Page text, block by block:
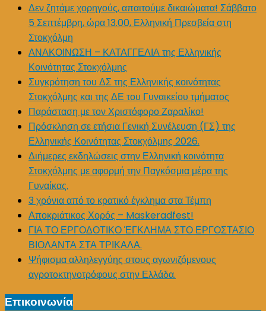
Δεν ζητάμε χορηγούς, απαιτούμε δικαιώματα! Σάββατο
5 Σεπτέμβρη, ώρα 13.00, Ελληνική Πρεσβεία στη
Στοκχόλμη
ΑΝΑΚΟΙΝΩΣΗ – ΚΑΤΑΓΓΕΛΙΑ της Ελληνικής
Κοινότητας Στοκχόλμης
Συγκρότηση του ΔΣ της Ελληνικής κοινότητας
Στοκχόλμης και της ΔΕ του Γυναικείου τμήματος
Παράσταση με τον Χριστόφορο Ζαραλίκο!
Πρόσκληση σε ετήσια Γενική Συνέλευση (ΓΣ) της
Ελληνικής Κοινότητας Στοκχόλμης 2026.
Διήμερες εκδηλώσεις στην Ελληνική κοινότητα
Στοκχόλμης με αφορμή την Παγκόσμια μέρα της
Γυναίκας.
3 χρόνια από το κρατικό έγκλημα στα Τέμπη
Αποκριάτικος Χορός – Maskeradfest!
ΓΙΑ ΤΟ ΕΡΓΟΔΟΤΙΚΟ ΈΓΚΛΗΜΑ ΣΤΟ ΕΡΓΟΣΤΑΣΙΟ
ΒΙΟΛΑΝΤΑ ΣΤΑ ΤΡΙΚΑΛΑ.
Ψήφισμα αλληλεγγύης στους αγωνιζόμενους
αγροτοκτηνοτρόφους στην Ελλάδα.
Επικοινωνία